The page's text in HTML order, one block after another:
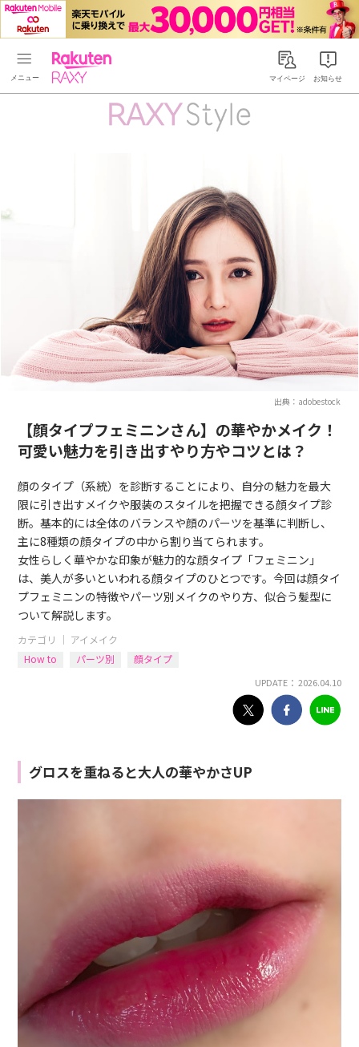
Rakuten RAXYマイページ お知らせ
出典：adobestock
【顔タイプフェミニンさん】の華やかメイク！
可愛い魅力を引き出すやり方やコツとは？
顔のタイプ（系統）を診断することにより、自分の魅力を最大
限に引き出すメイクや服装のスタイルを把握できる顔タイプ診
断。基本的には全体のバランスや顔のパーツを基準に判断し、
主に8種類の顔タイプの中から割り当てられます。
女性らしく華やかな印象が魅力的な顔タイプ「フェミニン」
は、美人が多いといわれる顔タイプのひとつです。今回は顔タイ
プフェミニンの特徴やパーツ別メイクのやり方、似合う髪型に
ついて解説します。
カテゴリ ｜ アイメイク
How to
パーツ別 顔タイプ
UPDATE： 2026.04.10
グロスを重ねると大人の華やかさUP